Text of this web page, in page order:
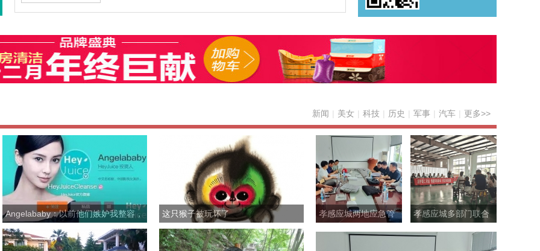
新闻 | 美女 | 科技 | 历史 | 军事 | 汽车 | 更多>>
Angelababy：以前他们嫉妒我整容，
现在嫉妒
这只猴子被玩坏了
孝感应城两地应急管
理部门精准“问诊”促发
孝感应城多部门联合
开展“民法典进企业”活